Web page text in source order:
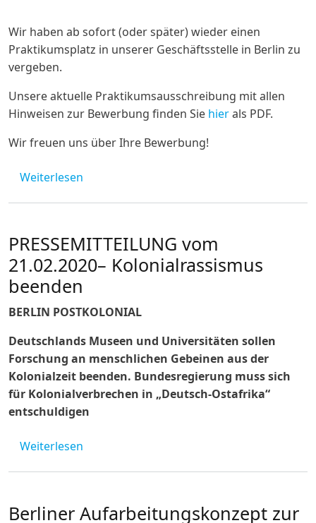
Wir haben ab sofort (oder später) wieder einen
Praktikumsplatz in unserer Geschäftsstelle in Berlin zu
vergeben.
Unsere aktuelle Praktikumsausschreibung mit allen
Hinweisen zur Bewerbung finden Sie hierals PDF.
Wir freuen uns über Ihre Bewerbung!
Weiterlesen
PRESSEMITTEILUNG vom
21.02.2020– Kolonialrassismus
beenden
BERLIN POSTKOLONIAL
Deutschlands Museen und Universitäten sollen
Forschung an menschlichen Gebeinen aus der
Kolonialzeit beenden. Bundesregierung muss sich
für Kolonialverbrechen in „Deutsch-Ostafrika“
entschuldigen
Weiterlesen
Berliner Aufarbeitungskonzept zur